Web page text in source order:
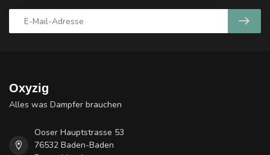
Oxyzig
Alles was Dampfer brauchen
Ooser Hauptstrasse 53
76532 Baden-Baden